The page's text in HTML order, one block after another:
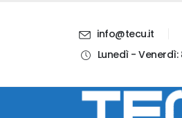
info@tecu.it
Lunedì - Venerdì:
Blog